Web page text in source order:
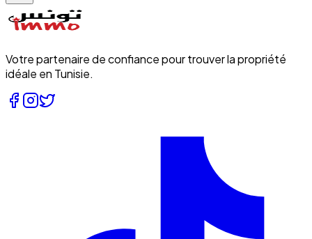
Votre partenaire de confiance pour trouver la propriété
idéale en Tunisie.